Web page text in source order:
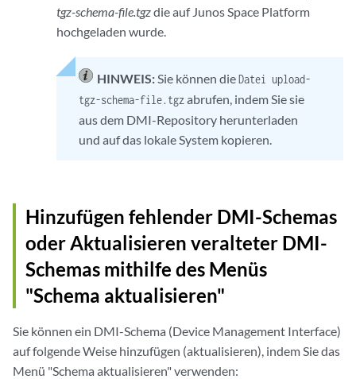
tgz-schema-file.tgzdie auf Junos Space Platform
hochgeladen wurde.
HINWEIS: Sie können dieDatei upload-
tgz-schema-file.tgz abrufen, indem Sie sie
aus dem DMI-Repository herunterladen
und auf das lokale System kopieren.
Hinzufügen fehlender DMI-Schemas
oder Aktualisieren veralteter DMI-
Schemas mithilfe des Menüs
"Schema aktualisieren"
Sie können ein DMI-Schema (Device Management Interface)
auf folgende Weise hinzufügen (aktualisieren), indem Sie das
Menü "Schema aktualisieren" verwenden: